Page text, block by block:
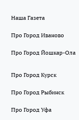
Наша Газета
Про Город Иваново
Про Город Йошкар-Ола
Про Город Курск
Про Город Рыбинск
Про Город Уфа